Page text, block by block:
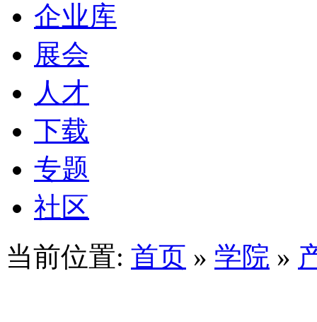
企业库
展会
人才
下载
专题
社区
当前位置: 首页 » 学院 »